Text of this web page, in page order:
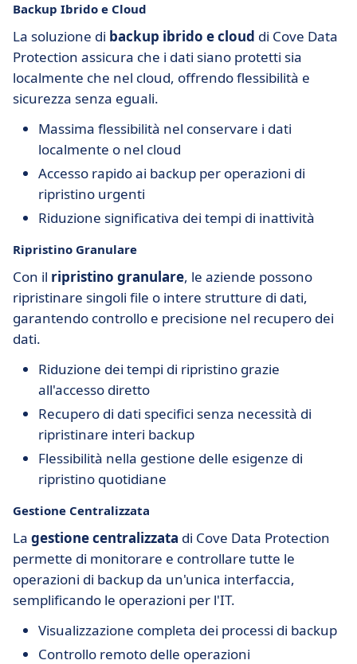
Backup Ibrido e Cloud
La soluzione di backup ibrido e cloud di Cove Data
Protection assicura che i dati siano protetti sia
localmente che nel cloud, offrendo flessibilità e
sicurezza senza eguali.
Massima flessibilità nel conservare i dati
localmente o nel cloud
Accesso rapido ai backup per operazioni di
ripristino urgenti
Riduzione significativa dei tempi di inattività
Ripristino Granulare
Con il ripristino granulare, le aziende possono
ripristinare singoli file o intere strutture di dati,
garantendo controllo e precisione nel recupero dei
dati.
Riduzione dei tempi di ripristino grazie
all'accesso diretto
Recupero di dati specifici senza necessità di
ripristinare interi backup
Flessibilità nella gestione delle esigenze di
ripristino quotidiane
Gestione Centralizzata
La gestione centralizzata di Cove Data Protection
permette di monitorare e controllare tutte le
operazioni di backup da un'unica interfaccia,
semplificando le operazioni per l'IT.
Visualizzazione completa dei processi di backup
Controllo remoto delle operazioni